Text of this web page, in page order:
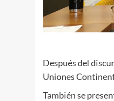
Después del
Uniones
También se